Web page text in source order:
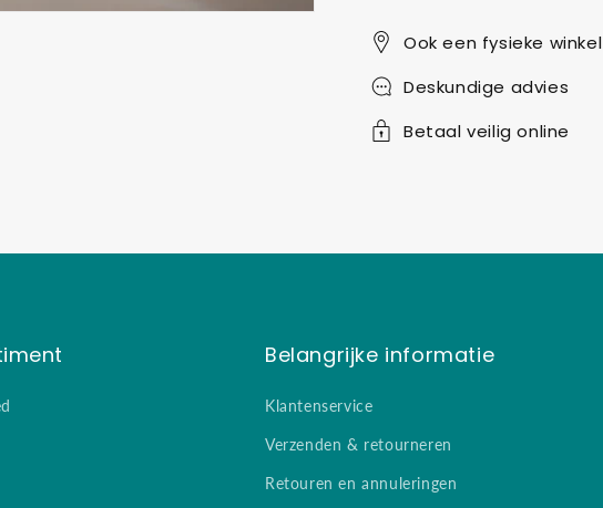
Ook een fysieke winkel
Deskundige advies
Betaal veilig online
Belangrijke informatie
Klantenservice
Verzenden & retourneren
Retouren en annuleringen